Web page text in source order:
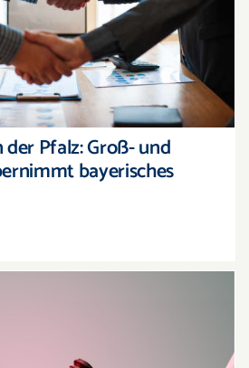
in der Pfalz: Groß- und
bayerisches Ergebnis
Pfalz: Groß- und
bayerisches